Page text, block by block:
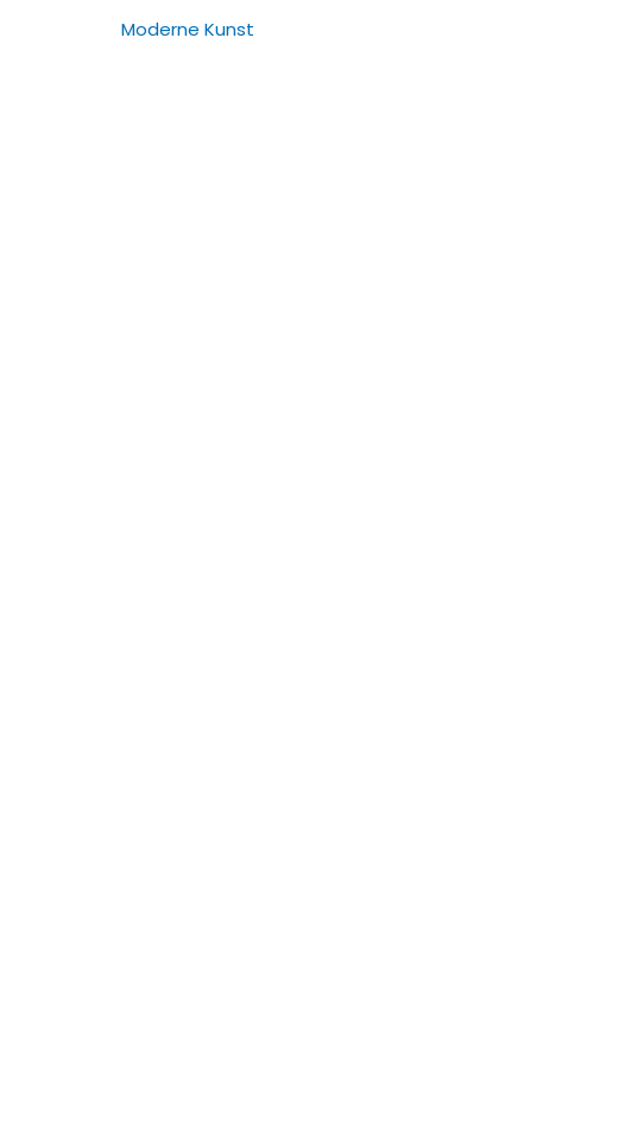
Moderne Kunst